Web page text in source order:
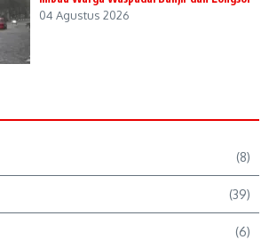
04 Agustus 2026
(8)
(39)
(6)